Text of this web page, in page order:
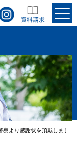
察より感謝状を頂戴しました